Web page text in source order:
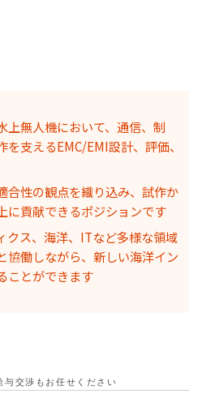
上無人機において、通信、制
支えるEMC/EMI設計、評価、
合性の観点を織り込み、試作か
に貢献できるポジションです
クス、海洋、ITなど多様な領域
協働しながら、新しい海洋イン
ことができます
交渉もお任せください